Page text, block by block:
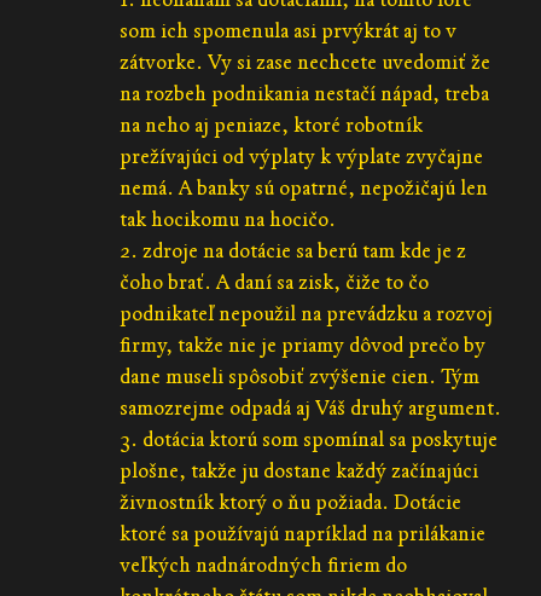
som ich spomenula asi prvýkrát aj to v
zátvorke. Vy si zase nechcete uvedomiť že
na rozbeh podnikania nestačí nápad, treba
na neho aj peniaze, ktoré robotník
prežívajúci od výplaty k výplate zvyčajne
nemá. A banky sú opatrné, nepožičajú len
tak hocikomu na hocičo.
2. zdroje na dotácie sa berú tam kde je z
čoho brať. A daní sa zisk, čiže to čo
podnikateľ nepoužil na prevádzku a rozvoj
firmy, takže nie je priamy dôvod prečo by
dane museli spôsobiť zvýšenie cien. Tým
samozrejme odpadá aj Váš druhý argument.
3. dotácia ktorú som spomínal sa poskytuje
plošne, takže ju dostane každý začínajúci
živnostník ktorý o ňu požiada. Dotácie
ktoré sa používajú napríklad na prilákanie
veľkých nadnárodných firiem do